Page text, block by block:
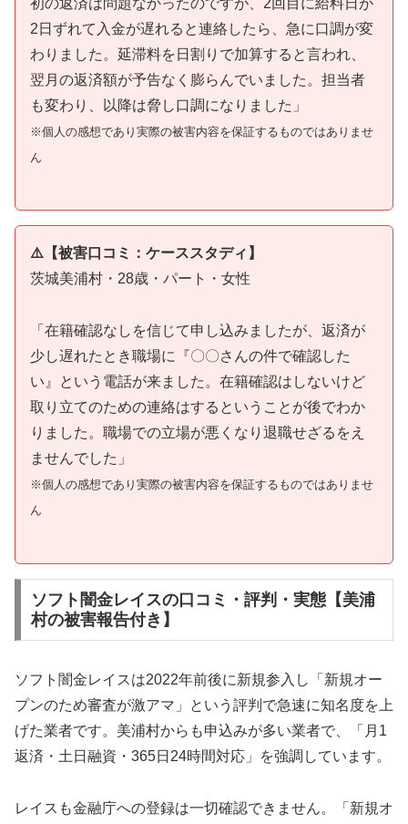
2日ずれて入金が遅れると連絡したら、急に口調が変
わりました。延滞料を日割りで加算すると言われ、
翌月の返済額が予告なく膨らんでいました。担当者
も変わり、以降は脅し口調になりました」
※個人の感想であり実際の被害内容を保証するものではありませ
ん
⚠️【被害口コミ：ケーススタディ】
茨城美浦村・28歳・パート・女性
「在籍確認なしを信じて申し込みましたが、返済が
少し遅れたとき職場に『〇〇さんの件で確認した
い』という電話が来ました。在籍確認はしないけど
取り立てのための連絡はするということが後でわか
りました。職場での立場が悪くなり退職せざるをえ
ませんでした」
※個人の感想であり実際の被害内容を保証するものではありませ
ん
ソフト闇金レイスの口コミ・評判・実態【美浦
村の被害報告付き】
ソフト闇金レイスは2022年前後に新規参入し「新規オー
プンのため審査が激アマ」という評判で急速に知名度を上
げた業者です。美浦村からも申込みが多い業者で、「月1
返済・土日融資・365日24時間対応」を強調しています。
レイスも金融庁への登録は一切確認できません。「新規オ